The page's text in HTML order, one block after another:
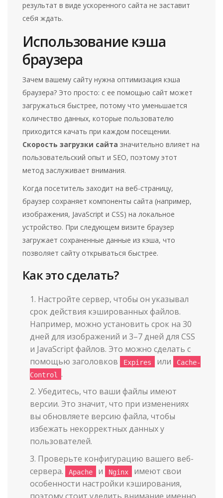
результат в виде ускоренного сайта не заставит
себя ждать.
Использование кэша
браузера
Зачем вашему сайту нужна оптимизация кэша
браузера? Это просто: с ее помощью сайт может
загружаться быстрее, потому что уменьшается
количество данных, которые пользователю
приходится качать при каждом посещении.
Скорость загрузки сайта значительно влияет на
пользовательский опыт и SEO, поэтому этот
метод заслуживает внимания.
Когда посетитель заходит на веб-страницу,
браузер сохраняет компоненты сайта (например,
изображения, JavaScript и CSS) на локальное
устройство. При следующем визите браузер
загружает сохраненные данные из кэша, что
позволяет сайту открываться быстрее.
Как это сделать?
Настройте сервер, чтобы он указывал
срок действия кэшированных файлов.
Например, можно установить срок на 30
дней для изображений и 3–7 дней для CSS
и JavaScript файлов. Это можно сделать с
помощью заголовков
Expires или
Cache-
Control
.
Убедитесь, что ваши файлы имеют
версии. Это значит, что при изменениях
вы обновляете версию файла, чтобы
избежать некорректных данных у
пользователей.
Проверьте конфигурацию вашего веб-
сервера.
Apache и Nginx
имеют свои
особенности настройки кэширования,